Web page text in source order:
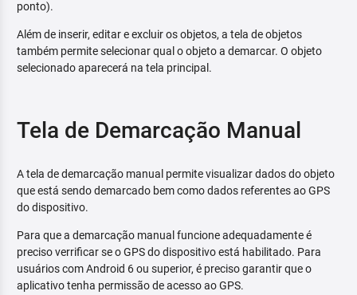
ponto).
Além de inserir, editar e excluir os objetos, a tela de objetos
também permite selecionar qual o objeto a demarcar. O objeto
selecionado aparecerá na tela principal.
Tela de Demarcação Manual
A tela de demarcação manual permite visualizar dados do objeto
que está sendo demarcado bem como dados referentes ao GPS
do dispositivo.
Para que a demarcação manual funcione adequadamente é
preciso verrificar se o GPS do dispositivo está habilitado. Para
usuários com Android 6 ou superior, é preciso garantir que o
aplicativo tenha permissão de acesso ao GPS.